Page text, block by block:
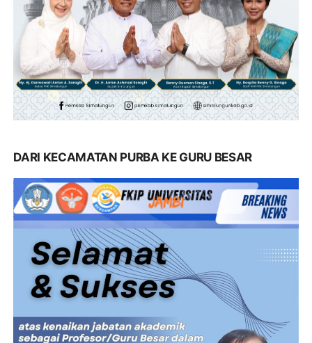
DARI KECAMATAN PURBA KE GURU BESAR